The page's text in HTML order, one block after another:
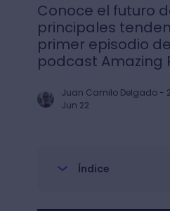
Conoce el futuro
principales
primer episodio
podcast Amazing
Juan Camilo Delgado-
Jun 22
Índice